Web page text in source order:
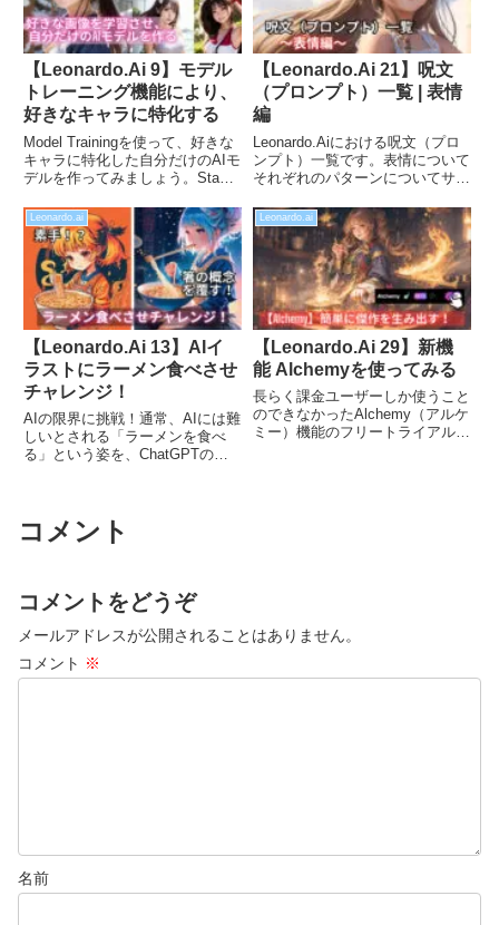
【Leonardo.Ai 9】モデル
トレーニング機能により、
好きなキャラに特化する
Model Trainingを使って、好きな
キャラに特化した自分だけのAIモ
デルを作ってみましょう。Stable
いえば、馴染み深いでしょうか？
Leonard.Aiなら無料で使えますの
でぜひお試しください。
【Leonardo.Ai 21】呪文
（プロンプト）一覧 | 表情
編
Leonardo.Aiにおける呪文（プロ
ンプト）一覧です。表情について
それぞれのパターンについてサン
「表情が思い通りいかない」、
「こんな笑った顔にしたいのに」
といった悩みの一助になれば幸い
です。
Leonardo.ai
【Leonardo.Ai 13】AIイ
ラストにラーメン食べさせ
チャレンジ！
AIの限界に挑戦！通常、AIには難
しいとされる「ラーメンを食べ
る」という姿を、ChatGPTの助
持ちで挑戦したこの企画、どうい
う結果になったでしょうか？
Leonardo.ai
【Leonardo.Ai 29】新機
能 Alchemyを使ってみる
長らく課金ユーザーしか使うこと
のできなかったAlchemy（アルケ
ミー）機能のフリートライアルが
コメント
コメントをどうぞ
メールアドレスが公開されることはありません。
コメント ※
名前